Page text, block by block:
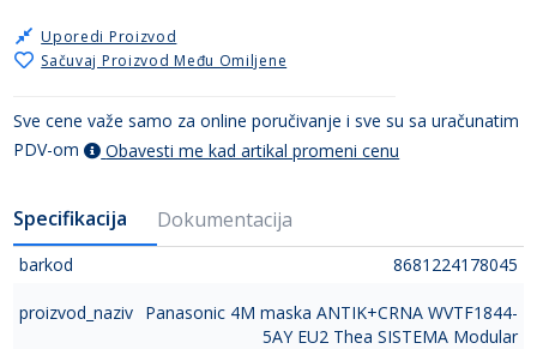
Sačuvaj Proizvod Među Omiljene
Uporedi Proizvod
Sve cene važe samo za online poručivanje i sve su sa uračunatim
PDV-om
Obavesti me kad artikal promeni cenu
Specifikacija Dokumentacija
barkod 8681224178045
proizvod_naziv Panasonic 4M maska ANTIK+CRNA WVTF1844-
5AY EU2 Thea SISTEMA Modular